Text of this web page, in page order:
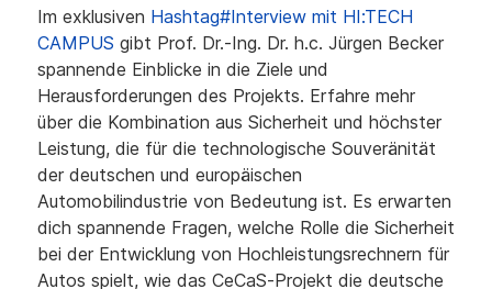
Im exklusiven Hashtag#Interview mit HI:TECH
CAMPUS gibt Prof. Dr.-Ing. Dr. h.c. Jürgen Becker
spannende Einblicke in die Ziele und
Herausforderungen des Projekts. Erfahre mehr
über die Kombination aus Sicherheit und höchster
Leistung, die für die technologische Souveränität
der deutschen und europäischen
Automobilindustrie von Bedeutung ist. Es erwarten
dich spannende Fragen, welche Rolle die Sicherheit
bei der Entwicklung von Hochleistungsrechnern für
Autos spielt, wie das CeCaS-Projekt die deutsche